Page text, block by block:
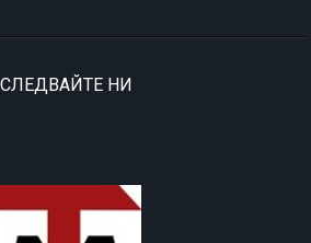
СЛЕДВАЙТЕ НИ